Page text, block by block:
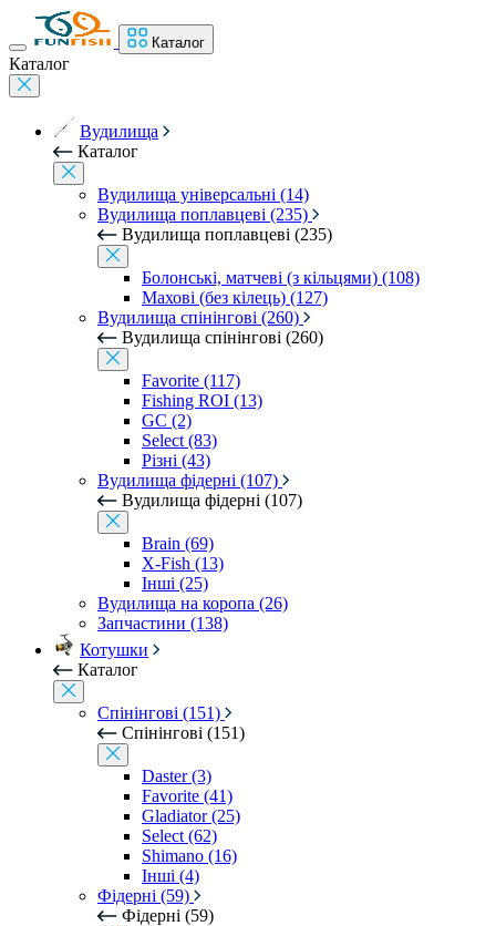
Каталог
Каталог
Вудилища
Каталог
Вудилища універсальні (14)
Вудилища поплавцеві (235)
Вудилища поплавцеві (235)
Болонські, матчеві (з кільцями) (108)
Махові (без кілець) (127)
Вудилища спінінгові (260)
Вудилища спінінгові (260)
Favorite (117)
Fishing ROI (13)
GC (2)
Select (83)
Різні (43)
Вудилища фідерні (107)
Вудилища фідерні (107)
Brain (69)
X-Fish (13)
Інші (25)
Вудилища на коропа (26)
Запчастини (138)
Котушки
Каталог
Спінінгові (151)
Спінінгові (151)
Daster (3)
Favorite (41)
Gladiator (25)
Select (62)
Shimano (16)
Інші (4)
Фідерні (59)
Фідерні (59)